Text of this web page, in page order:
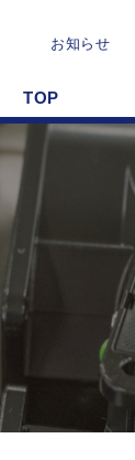
お知らせ
TOP